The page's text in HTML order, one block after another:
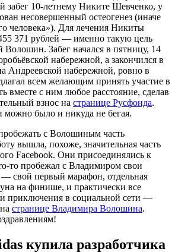
забег 10-летнему Никите Шевченко, у
несовершенный остеогенез (иначе
человека»). Для лечения Никиты
371 рублей — именно такую цель
Волошин. Забег начался в пятницу, 14
набережной, а закончился в
Андреевской набережной, ровно в
всем желающим принять участие в
вместе с ним любое расстояние, сделав
взнос на странице Русфонда.
можно было и никуда не бегая.
с Волошиным часть
вышла, похоже, значительная часть
Facebook. Они присоединялись к
то пробежал с Владимиром свои
свой первый марафон, отдельная
на финише, и практически все
приключения в социальной сети —
странице Владимира Волошина.
купила разработчика